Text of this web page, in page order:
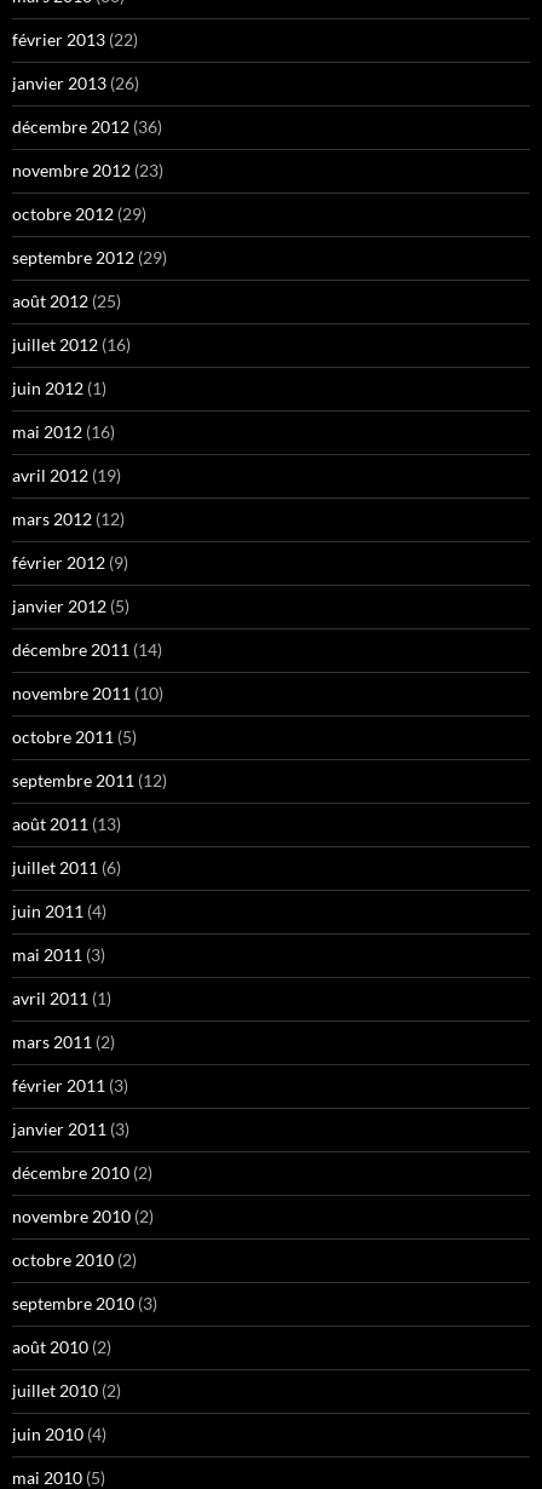
février 2013 (22)
janvier 2013 (26)
décembre 2012 (36)
novembre 2012 (23)
octobre 2012 (29)
septembre 2012 (29)
août 2012 (25)
juillet 2012 (16)
juin 2012 (1)
mai 2012 (16)
avril 2012 (19)
mars 2012 (12)
février 2012 (9)
janvier 2012 (5)
décembre 2011 (14)
novembre 2011 (10)
octobre 2011 (5)
septembre 2011 (12)
août 2011 (13)
juillet 2011 (6)
juin 2011 (4)
mai 2011 (3)
avril 2011 (1)
mars 2011 (2)
février 2011 (3)
janvier 2011 (3)
décembre 2010 (2)
novembre 2010 (2)
octobre 2010 (2)
septembre 2010 (3)
août 2010 (2)
juillet 2010 (2)
juin 2010 (4)
mai 2010 (5)